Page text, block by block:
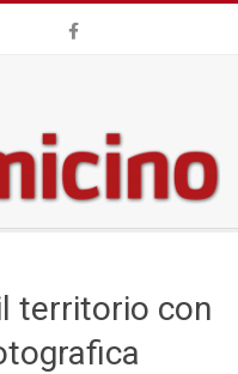
territorio con